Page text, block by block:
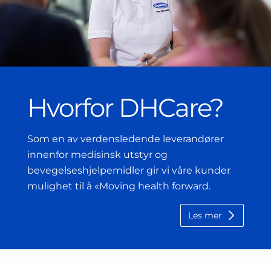
Hvorfor DHCare?
Som en av verdensledende leverandører
innenfor medisinsk utstyr og
bevegelseshjelpemidler gir vi våre kunder
mulighet til å «Moving health forward.
Les mer